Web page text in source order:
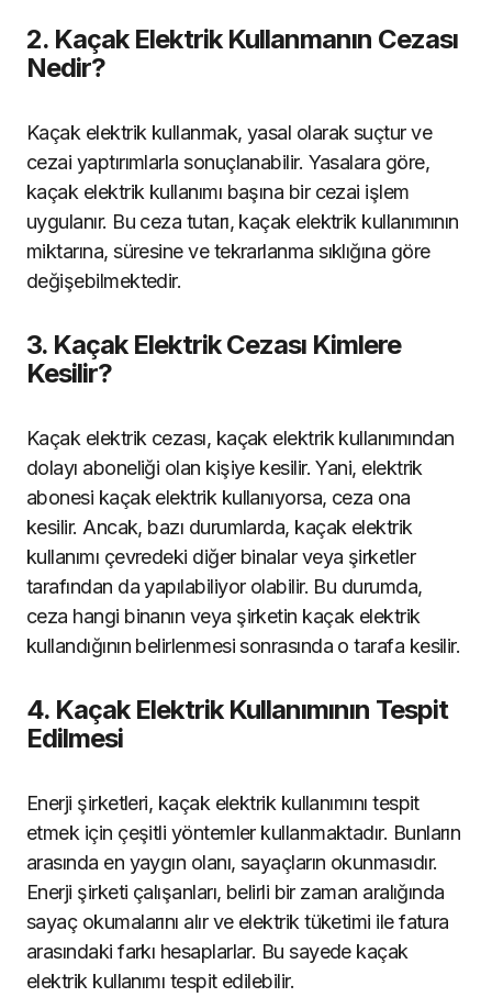
2. Kaçak Elektrik Kullanmanın Cezası
Nedir?
Kaçak elektrik kullanmak, yasal olarak suçtur ve
cezai yaptırımlarla sonuçlanabilir. Yasalara göre,
kaçak elektrik kullanımı başına bir cezai işlem
uygulanır. Bu ceza tutarı, kaçak elektrik kullanımının
miktarına, süresine ve tekrarlanma sıklığına göre
değişebilmektedir.
3. Kaçak Elektrik Cezası Kimlere
Kesilir?
Kaçak elektrik cezası, kaçak elektrik kullanımından
dolayı aboneliği olan kişiye kesilir. Yani, elektrik
abonesi kaçak elektrik kullanıyorsa, ceza ona
kesilir. Ancak, bazı durumlarda, kaçak elektrik
kullanımı çevredeki diğer binalar veya şirketler
tarafından da yapılabiliyor olabilir. Bu durumda,
ceza hangi binanın veya şirketin kaçak elektrik
kullandığının belirlenmesi sonrasında o tarafa kesilir.
4. Kaçak Elektrik Kullanımının Tespit
Edilmesi
Enerji şirketleri, kaçak elektrik kullanımını tespit
etmek için çeşitli yöntemler kullanmaktadır. Bunların
arasında en yaygın olanı, sayaçların okunmasıdır.
Enerji şirketi çalışanları, belirli bir zaman aralığında
sayaç okumalarını alır ve elektrik tüketimi ile fatura
arasındaki farkı hesaplarlar. Bu sayede kaçak
elektrik kullanımı tespit edilebilir.